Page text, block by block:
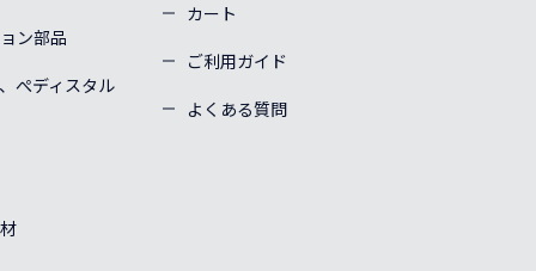
ン部品
ぺディスタル
カート
ご利用ガイド
よくある質問